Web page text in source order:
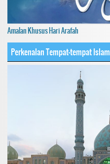
Amalan Khusus Hari Arafah
Perkenalan Tempat-tempat Islam